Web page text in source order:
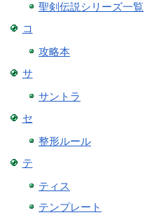
聖剣伝説シリーズ一覧
コ
攻略本
サ
サントラ
セ
整形ルール
テ
ティス
テンプレート